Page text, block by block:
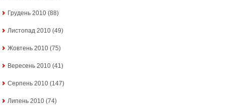
Грудень 2010 (88)
Листопад 2010 (49)
Жовтень 2010 (75)
Вересень 2010 (41)
Серпень 2010 (147)
Липень 2010 (74)